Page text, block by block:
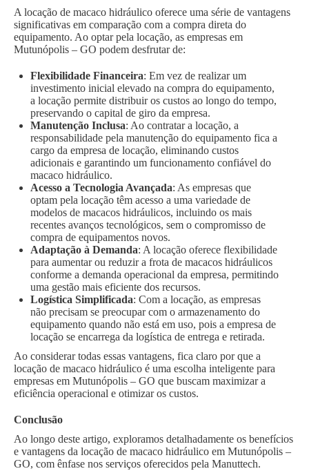
A locação de macaco hidráulico oferece uma série de vantagens
significativas em comparação com a compra direta do
equipamento. Ao optar pela locação, as empresas em
Mutunópolis – GO podem desfrutar de:
Flexibilidade Financeira: Em vez de realizar um
investimento inicial elevado na compra do equipamento,
a locação permite distribuir os custos ao longo do tempo,
preservando o capital de giro da empresa.
Manutenção Inclusa: Ao contratar a locação, a
responsabilidade pela manutenção do equipamento fica a
cargo da empresa de locação, eliminando custos
adicionais e garantindo um funcionamento confiável do
macaco hidráulico.
Acesso a Tecnologia Avançada: As empresas que
optam pela locação têm acesso a uma variedade de
modelos de macacos hidráulicos, incluindo os mais
recentes avanços tecnológicos, sem o compromisso de
compra de equipamentos novos.
Adaptação à Demanda: A locação oferece flexibilidade
para aumentar ou reduzir a frota de macacos hidráulicos
conforme a demanda operacional da empresa, permitindo
uma gestão mais eficiente dos recursos.
Logística Simplificada: Com a locação, as empresas
não precisam se preocupar com o armazenamento do
equipamento quando não está em uso, pois a empresa de
locação se encarrega da logística de entrega e retirada.
Ao considerar todas essas vantagens, fica claro por que a
locação de macaco hidráulico é uma escolha inteligente para
empresas em Mutunópolis – GO que buscam maximizar a
eficiência operacional e otimizar os custos.
Conclusão
Ao longo deste artigo, exploramos detalhadamente os benefícios
e vantagens da locação de macaco hidráulico em Mutunópolis –
GO, com ênfase nos serviços oferecidos pela Manuttech.